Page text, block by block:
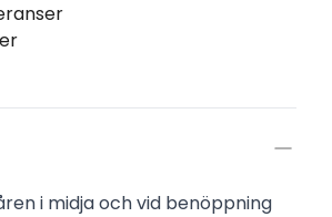
i midja och vid benöppning